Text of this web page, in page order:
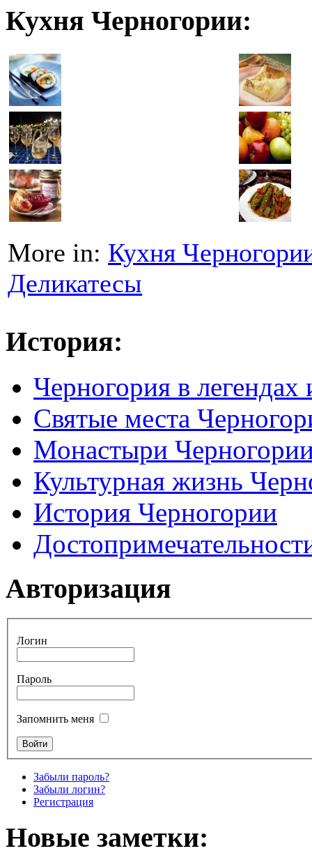
Кухня Черногории:
More in: Кухня
Деликатесы
История:
Черногория в легендах
Святые места
Монастыри
Культурная жизнь
История Черногории
Авторизация
Логин
Пароль
Запомнить меня
Забыли пароль?
Забыли логин?
Регистрация
Новые заметки: